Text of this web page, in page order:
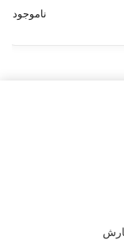
ناموجود